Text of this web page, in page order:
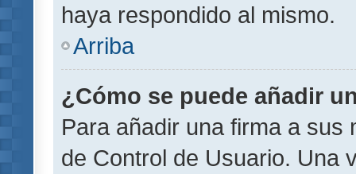
haya respondido al mismo.
Arriba
¿Cómo se puede añadir
Para añadir una firma a sus
de Control de Usuario. Una